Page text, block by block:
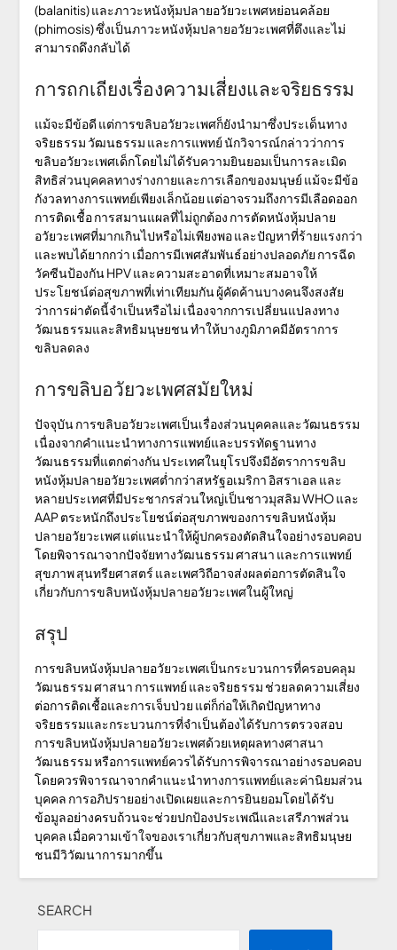
(balanitis) และภาวะหนังหุ้มปลายอวัยวะเพศหย่อนคล้อย
(phimosis) ซึ่งเป็นภาวะหนังหุ้มปลายอวัยวะเพศที่ตึงและไม่
สามารถดึงกลับได้
การถกเถียงเรื่องความเสี่ยงและจริยธรรม
แม้จะมีข้อดี แต่การขลิบอวัยวะเพศก็ยังนำมาซึ่งประเด็นทาง
จริยธรรม วัฒนธรรม และการแพทย์ นักวิจารณ์กล่าวว่าการ
ขลิบอวัยวะเพศเด็กโดยไม่ได้รับความยินยอมเป็นการละเมิด
สิทธิส่วนบุคคลทางร่างกายและการเลือกของมนุษย์ แม้จะมีข้อ
กังวลทางการแพทย์เพียงเล็กน้อย แต่อาจรวมถึงการมีเลือดออก
การติดเชื้อ การสมานแผลที่ไม่ถูกต้อง การตัดหนังหุ้มปลาย
อวัยวะเพศที่มากเกินไปหรือไม่เพียงพอ และปัญหาที่ร้ายแรงกว่า
และพบได้ยากกว่า เมื่อการมีเพศสัมพันธ์อย่างปลอดภัย การฉีด
วัคซีนป้องกัน HPV และความสะอาดที่เหมาะสมอาจให้
ประโยชน์ต่อสุขภาพที่เท่าเทียมกัน ผู้คัดค้านบางคนจึงสงสัย
ว่าการผ่าตัดนี้จำเป็นหรือไม่ เนื่องจากการเปลี่ยนแปลงทาง
วัฒนธรรมและสิทธิมนุษยชน ทำให้บางภูมิภาคมีอัตราการ
ขลิบลดลง
การขลิบอวัยวะเพศสมัยใหม่
ปัจจุบัน การขลิบอวัยวะเพศเป็นเรื่องส่วนบุคคลและวัฒนธรรม
เนื่องจากคำแนะนำทางการแพทย์และบรรทัดฐานทาง
วัฒนธรรมที่แตกต่างกัน ประเทศในยุโรปจึงมีอัตราการขลิบ
หนังหุ้มปลายอวัยวะเพศต่ำกว่าสหรัฐอเมริกา อิสราเอล และ
หลายประเทศที่มีประชากรส่วนใหญ่เป็นชาวมุสลิม WHO และ
AAP ตระหนักถึงประโยชน์ต่อสุขภาพของการขลิบหนังหุ้ม
ปลายอวัยวะเพศ แต่แนะนำให้ผู้ปกครองตัดสินใจอย่างรอบคอบ
โดยพิจารณาจากปัจจัยทางวัฒนธรรม ศาสนา และการแพทย์
สุขภาพ สุนทรียศาสตร์ และเพศวิถีอาจส่งผลต่อการตัดสินใจ
เกี่ยวกับการขลิบหนังหุ้มปลายอวัยวะเพศในผู้ใหญ่
สรุป
การขลิบหนังหุ้มปลายอวัยวะเพศเป็นกระบวนการที่ครอบคลุม
วัฒนธรรม ศาสนา การแพทย์ และจริยธรรม ช่วยลดความเสี่ยง
ต่อการติดเชื้อและการเจ็บป่วย แต่ก็ก่อให้เกิดปัญหาทาง
จริยธรรมและกระบวนการที่จำเป็นต้องได้รับการตรวจสอบ
การขลิบหนังหุ้มปลายอวัยวะเพศด้วยเหตุผลทางศาสนา
วัฒนธรรม หรือการแพทย์ควรได้รับการพิจารณาอย่างรอบคอบ
โดยควรพิจารณาจากคำแนะนำทางการแพทย์และค่านิยมส่วน
บุคคล การอภิปรายอย่างเปิดเผยและการยินยอมโดยได้รับ
ข้อมูลอย่างครบถ้วนจะช่วยปกป้องประเพณีและเสรีภาพส่วน
บุคคล เมื่อความเข้าใจของเราเกี่ยวกับสุขภาพและสิทธิมนุษย
ชนมีวิวัฒนาการมากขึ้น
SEARCH